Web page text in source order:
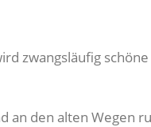
zwangsläufig schöne
an den alten Wegen